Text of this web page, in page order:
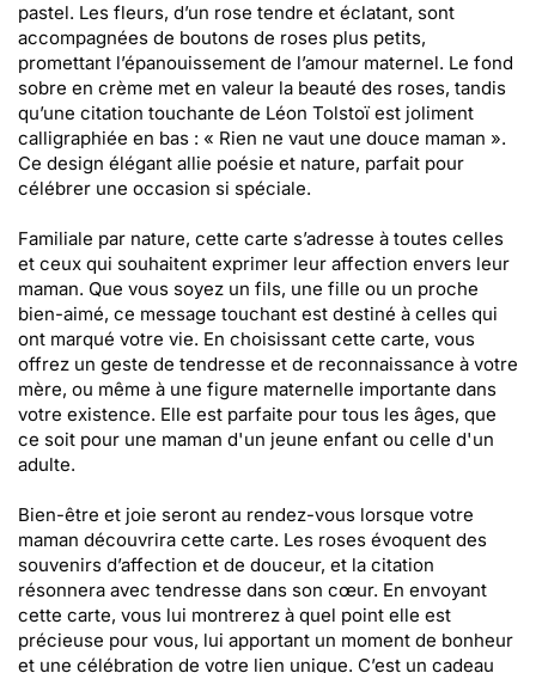
pastel. Les fleurs, d’un rose tendre et éclatant, sont
accompagnées de boutons de roses plus petits,
promettant l’épanouissement de l’amour maternel. Le fond
sobre en crème met en valeur la beauté des roses, tandis
qu’une citation touchante de Léon Tolstoï est joliment
calligraphiée en bas : « Rien ne vaut une douce maman ».
Ce design élégant allie poésie et nature, parfait pour
célébrer une occasion si spéciale.
Familiale par nature, cette carte s’adresse à toutes celles
et ceux qui souhaitent exprimer leur affection envers leur
maman. Que vous soyez un fils, une fille ou un proche
bien-aimé, ce message touchant est destiné à celles qui
ont marqué votre vie. En choisissant cette carte, vous
offrez un geste de tendresse et de reconnaissance à votre
mère, ou même à une figure maternelle importante dans
votre existence. Elle est parfaite pour tous les âges, que
ce soit pour une maman d'un jeune enfant ou celle d'un
adulte.
Bien-être et joie seront au rendez-vous lorsque votre
maman découvrira cette carte. Les roses évoquent des
souvenirs d’affection et de douceur, et la citation
résonnera avec tendresse dans son cœur. En envoyant
cette carte, vous lui montrerez à quel point elle est
précieuse pour vous, lui apportant un moment de bonheur
et une célébration de votre lien unique. C’est un cadeau